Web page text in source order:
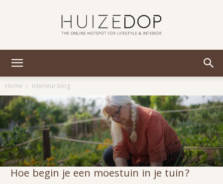
Home
Interieur blog
Hoe begin je een moestuin in je tuin?